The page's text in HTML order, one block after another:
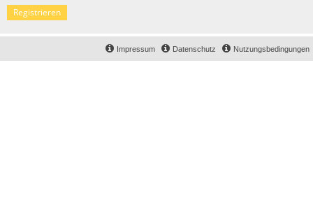
Registrieren
Nutzungsbedingungen
Datenschutz
Impressum